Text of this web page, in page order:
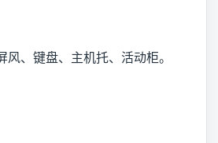
风、键盘、主机托、活动柜。